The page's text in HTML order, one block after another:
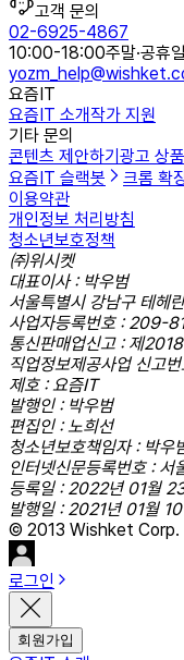
고객 문의
02-6925-4867
10:00-18:00주말·공휴
요즘IT
요즘IT 소개작가 지원
기타 문의
콘텐츠 제안하기 광고 상
요즘IT 슬랙봇
크롬 확
이용약관
개인정보 처리방침
청소년보호정책
㈜위시켓
대표이사 : 박우범
서울특별시 강남구 테헤
사업자등록번호 : 209-
통신판매업신고 : 제
직업정보제공사업 신
제호 : 요즘IT
발행인 : 박우범
편집인 : 노희선
청소년보호책임자 : 박우
인터넷신문등록번호 :
등록일 : 2022년 01월
발행일 : 2021년 01월
© 2013 Wishket Corp.
로그인
회원가입